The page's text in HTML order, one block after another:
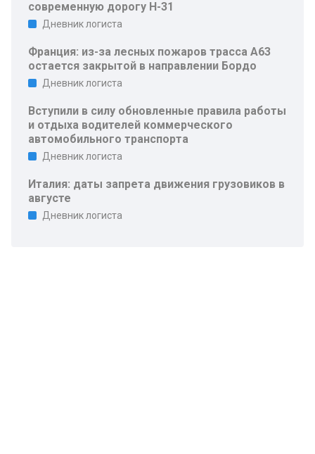
современную дорогу Н-31
Дневник логиста
Франция: из-за лесных пожаров трасса A63
остается закрытой в направлении Бордо
Дневник логиста
Вступили в силу обновленные правила работы
и отдыха водителей коммерческого
автомобильного транспорта
Дневник логиста
Италия: даты запрета движения грузовиков в
августе
Дневник логиста